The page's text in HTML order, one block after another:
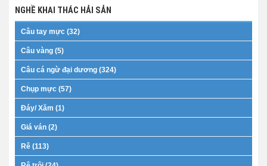
NGHỀ KHAI THÁC HẢI SẢN
Câu tay mực (32)
Câu vàng (5)
Câu cá ngừ đại dương (324)
Chụp mực (57)
Đáy/ Xăm (1)
Giá ván (2)
Rê (113)